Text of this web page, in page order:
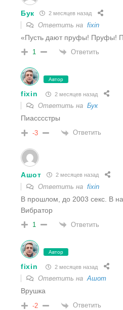
Бук 2 месяцев назад
Ответить на fixin
«Пусть дают пруфы! Пруфы!
1 Ответить
Автор
fixin 2 месяцев назад
Ответить на Бук
Пиасссстры
-3 Ответить
Ашот 2 месяцев назад
Ответить на fixin
В прошлом, до 2003 секс. В
Вибратор
1 Ответить
Автор
fixin 2 месяцев назад
Ответить наАшот
Врушка
-2 Ответить